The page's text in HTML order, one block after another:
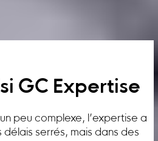
GC Expertise
peu complexe, l’expertise a
serrés, mais dans des